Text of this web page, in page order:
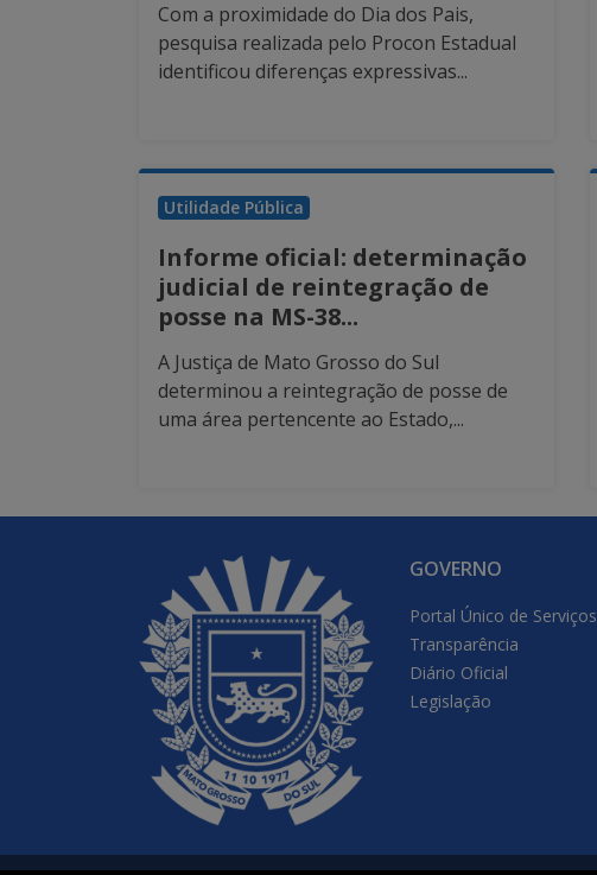
Com a proximidade do Dia dos Pais,
pesquisa realizada pelo Procon Estadual
identificou diferenças expressivas...
Utilidade Pública
Informe oficial: determinação
judicial de reintegração de
posse na MS-38...
A Justiça de Mato Grosso do Sul
determinou a reintegração de posse de
uma área pertencente ao Estado,...
GOVERNO
Portal Único de Serviços
Transparência
Diário Oficial
Legislação